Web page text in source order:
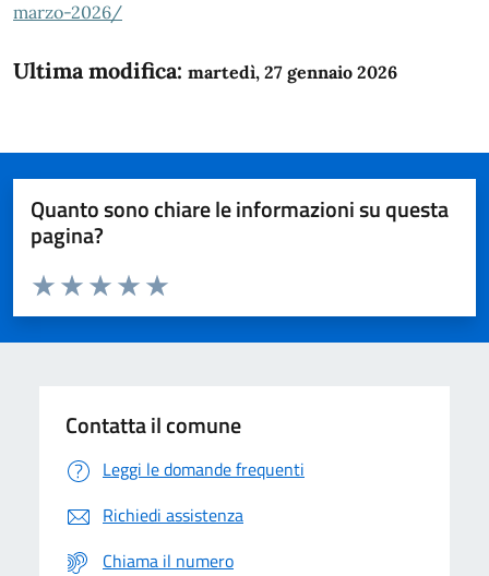
marzo-2026/
Ultima modifica: martedì, 27 gennaio 2026
Quanto sono chiare le informazioni su questa
pagina?
Domanda
Valuta da 1 a 5 stelle la pagina
Valuta 5 stelle su 5
Valuta 4 stelle su 5
Valuta 3 stelle su 5
Valuta 2 stelle su 5
Valuta 1 stelle su 5
Contatta il comune
Leggi le domande frequenti
Richiedi assistenza
Chiama il numero